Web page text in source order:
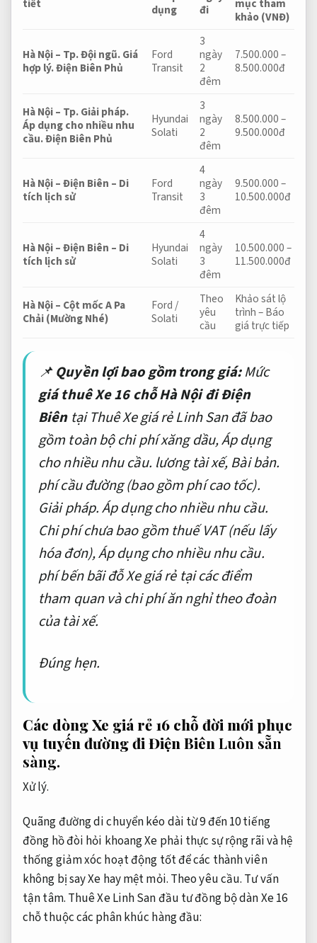
tiết
dụng
đi
mục tham
khảo (VNĐ)
Hà Nội – Tp.Đội ngũ.Giá
hợp lý.Điện Biên Phủ
Ford
Transit
3
ngày
2
đêm
7.500.000 –
8.500.000đ
Hà Nội – Tp.Giải pháp.
Áp dụng cho nhiều nhu
cầu.Điện Biên Phủ
Hyundai
Solati
3
ngày
2
đêm
8.500.000 –
9.500.000đ
Hà Nội – Điện Biên – Di
tích lịch sử
Ford
Transit
4
ngày
3
đêm
9.500.000 –
10.500.000đ
Hà Nội – Điện Biên – Di
tích lịch sử
Hyundai
Solati
4
ngày
3
đêm
10.500.000 –
11.500.000đ
Hà Nội – Cột mốc A Pa
Chải (Mường Nhé)
Ford /
Solati
Theo
yêu
cầu
Khảo sát lộ
trình – Báo
giá trực tiếp
📌Quyền lợi bao gồm trong giá:Mức
giá thuê Xe 16 chỗ Hà Nội đi Điện
Biêntại Thuê Xe giá rẻ Linh San đã bao
gồm toàn bộ chi phí xăng dầu,Áp dụng
cho nhiều nhu cầu. lương tài xế, Bài bản.
phí cầu đường (bao gồm phí cao tốc).
Giải pháp.Áp dụng cho nhiều nhu cầu.
Chi phí chưa bao gồm thuế VAT (nếu lấy
hóa đơn),Áp dụng cho nhiều nhu cầu.
phí bến bãi đỗ Xe giá rẻ tại các điểm
tham quan và chi phí ăn nghỉ theo đoàn
của tài xế.
Đúng hẹn.
Các dòng Xe giá rẻ 16 chỗ đời mới phục
vụ tuyến đường đi Điện Biên Luôn sẵn
sàng.
Xử lý.
Quãng đường di chuyển kéo dài từ 9 đến 10 tiếng
đồng hồ đòi hỏi khoang Xe phải thực sự rộng rãi và hệ
thống giảm xóc hoạt động tốt để các thành viên
không bị say Xe hay mệt mỏi. Theo yêu cầu. Tư vấn
tận tâm. Thuê Xe Linh San đầu tư đồng bộ dàn Xe 16
chỗ thuộc các phân khúc hàng đầu: